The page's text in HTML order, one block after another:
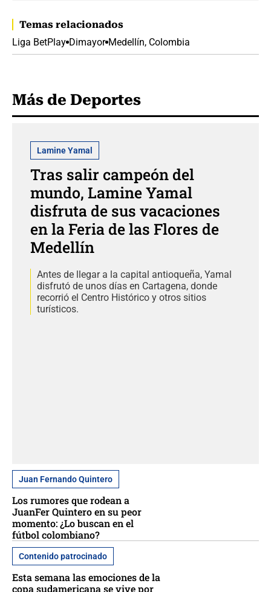
Temas relacionados
Liga BetPlay Dimayor Medellín, Colombia
Más de Deportes
Lamine Yamal
Tras salir campeón del
mundo, Lamine Yamal
disfruta de sus vacaciones
en la Feria de las Flores de
Medellín
Antes de llegar a la capital antioqueña, Yamal
disfrutó de unos días en Cartagena, donde
recorrió el Centro Histórico y otros sitios
turísticos.
Juan Fernando Quintero
Los rumores que rodean a
JuanFer Quintero en su peor
momento: ¿Lo buscan en el
fútbol colombiano?
Contenido patrocinado
Esta semana las emociones de la
copa sudamericana se vive por